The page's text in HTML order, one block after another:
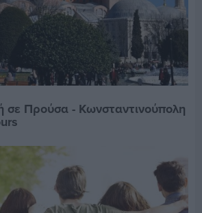
σε Προύσα - Κωνσταντινούπολη